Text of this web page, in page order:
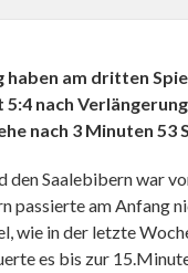
am dritten
nach
nach 3 Minuten
den Saalebibern war
passierte am Anfang
wie in der letzte
es bis zur